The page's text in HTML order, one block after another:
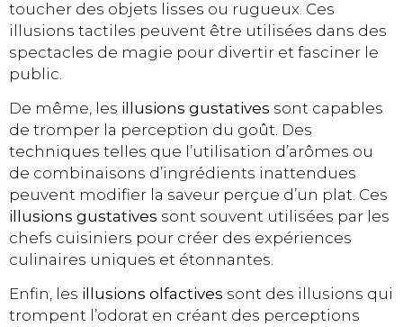
toucher des objets lisses ou rugueux. Ces
illusions tactiles peuvent être utilisées dans des
spectacles de magie pour divertir et fasciner le
public.
De même, les illusions gustatives sont capables
de tromper la perception du goût. Des
techniques telles que l’utilisation d’arômes ou
de combinaisons d’ingrédients inattendues
peuvent modifier la saveur perçue d’un plat. Ces
illusions gustatives sont souvent utilisées par les
chefs cuisiniers pour créer des expériences
culinaires uniques et étonnantes.
Enfin, les illusions olfactives sont des illusions qui
trompent l’odorat en créant des perceptions